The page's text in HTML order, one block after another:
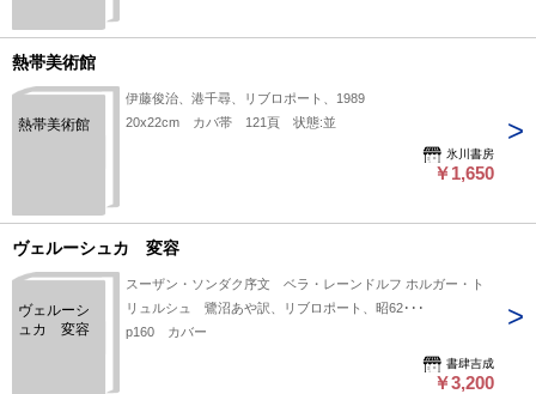
熱帯美術館
熱帯美術館
伊藤俊治、港千尋、リブロポート、1989
20x22cm カバ帯 121頁 状態:並
氷川書房
￥1,650
ヴェルーシュカ 変容
ヴェルーシ
ュカ 変容
スーザン・ソンダク序文 ベラ・レーンドルフ ホルガー・ト
リュルシュ 鷺沼あや訳、リブロポート、昭62･･･
p160 カバー
書肆吉成
￥3,200